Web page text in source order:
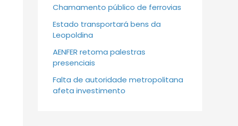
Chamamento público de ferrovias
Estado transportará bens da
Leopoldina
AENFER retoma palestras
presenciais
Falta de autoridade metropolitana
afeta investimento